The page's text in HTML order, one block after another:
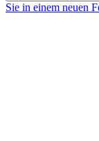
Sie in einem neuen